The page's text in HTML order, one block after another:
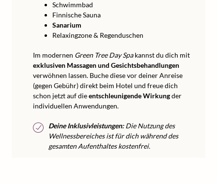
Schwimmbad
Finnische Sauna
Sanarium
Relaxingzone & Regenduschen
Im modernen Green Tree Day Spakannst du dich mit
exklusiven Massagen und Gesichtsbehandlungen
verwöhnen lassen. Buche diese vor deiner Anreise
(gegen Gebühr) direkt beim Hotel und freue dich
schon jetzt auf dieentschleunigende Wirkungder
individuellen Anwendungen.
Deine Inklusivleistungen:Die Nutzung des
Wellnessbereiches ist für dich während des
gesamten Aufenthaltes kostenfrei.